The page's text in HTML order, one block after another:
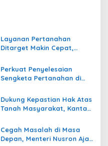
Layanan Pertanahan
Ditarget Makin Cepat,
Kolaborasi Pemda dan
PPAT
Perkuat Penyelesaian
Sengketa Pertanahan di
Klungkung Gelar Penelitian
Lapangan
Dukung Kepastian Hak Atas
Tanah Masyarakat, Kantah
Panitia A di Desa Klumpu
Cegah Masalah di Masa
Depan, Menteri Nusron Ajak